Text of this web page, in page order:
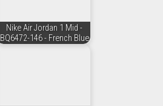
Nike Air Jordan 1 Mid -
BQ6472-146 - French Blue